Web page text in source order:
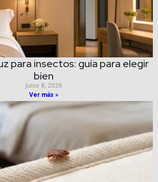
para insectos: guía para elegir
bien
junio 8, 2026
Ver más »